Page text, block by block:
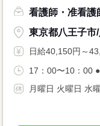
看護師・准看護
東京都八王子市
日給40,150円～
17：00〜10：00
月曜日 火曜日 水